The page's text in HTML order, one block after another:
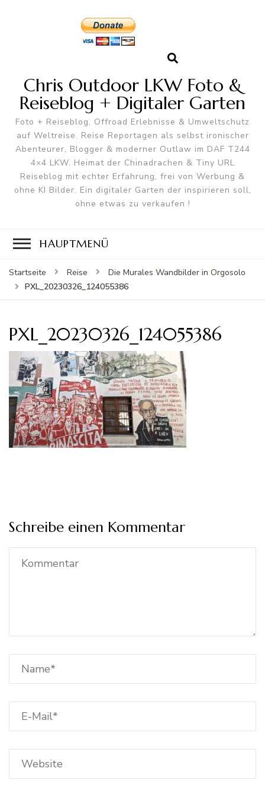
Chris Outdoor LKW Foto &
Reiseblog + Digitaler Garten
Foto + Reiseblog, Offroad Erlebnisse & Umweltschutz
auf Weltreise. Reise Reportagen als selbst ironischer
Abenteurer, Blogger & moderner Outlaw im DAF T244
4×4 LKW. Heimat der Chinadrachen & Tiny URL
Reiseblog mit echter Erfahrung, frei von Werbung &
ohne KI Bilder. Ein digitaler Garten der inspirieren soll,
ohne etwas zu verkaufen !
HAUPTMENÜ
Startseite Reise
Die Murales Wandbilder in Orgosolo
PXL_20230326_124055386
PXL_20230326_124055386
Schreibe einen Kommentar